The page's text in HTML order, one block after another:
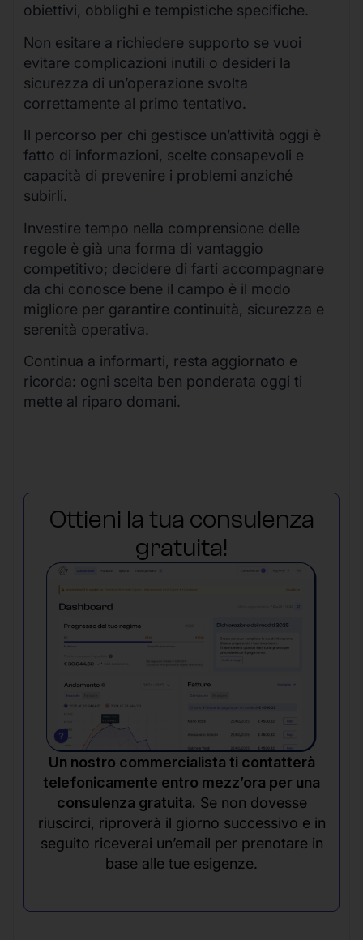
obiettivi, obblighi e tempistiche specifiche.
Non esitare a richiedere supporto se vuoi
evitare complicazioni inutili o desideri la
sicurezza di un’operazione svolta
correttamente al primo tentativo.
Il percorso per chi gestisce un’attività oggi è
fatto di informazioni, scelte consapevoli e
capacità di prevenire i problemi anziché
subirli.
Investire tempo nella comprensione delle
regole è già una forma di vantaggio
competitivo; decidere di farti accompagnare
da chi conosce bene il campo è il modo
migliore per garantire continuità, sicurezza e
serenità operativa.
Continua a informarti, resta aggiornato e
ricorda: ogni scelta ben ponderata oggi ti
mette al riparo domani.
Ottieni la tua consulenza
gratuita!
Un nostro commercialista ti contatterà
telefonicamente entro mezz’ora per una
consulenza gratuita. Se non dovesse
riuscirci, riproverà il giorno successivo e in
seguito riceverai un’email per prenotare in
base alle tue esigenze.